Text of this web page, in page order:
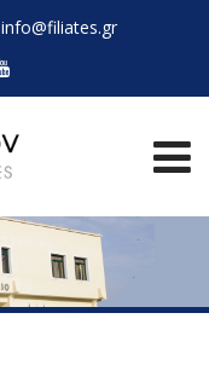
info@filiates.gr